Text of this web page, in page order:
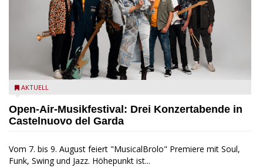
Castelnuovo del Garda: Die "Dirotta su Cuba" zu Gast beim
AKTUELL
Open-Air-Musikfestival: Drei Konzertabende in
Castelnuovo del Garda
Vom 7. bis 9. August feiert "MusicalBrolo" Premiere mit Soul,
Funk, Swing und Jazz. Höhepunkt ist...